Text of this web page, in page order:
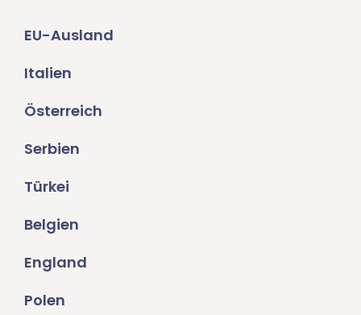
EU-Ausland
Italien
Österreich
Serbien
Türkei
Belgien
England
Polen